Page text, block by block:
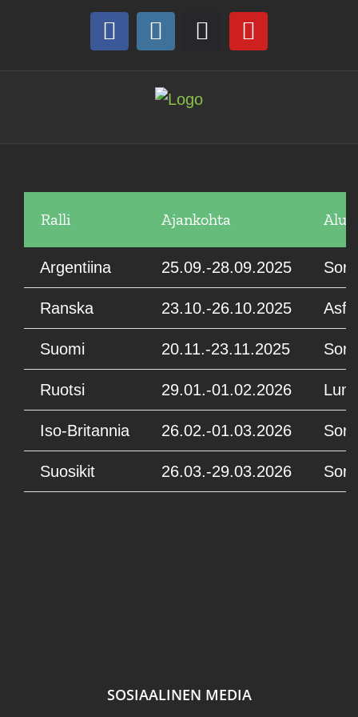
FacebookInstagram
DiscordYouTube
Ralli Ajankohta
Argentiina 25.09.-28.09.2025 Sora
Ranska 23.10.-26.10.2025
Suomi 20.11.-23.11.2025 Sora
Ruotsi 29.01.-01.02.2026 Lumi
Iso-Britannia 26.02.-01.03.2026 Sora
Suosikit 26.03.-29.03.2026
SOSIAALINEN MEDIA